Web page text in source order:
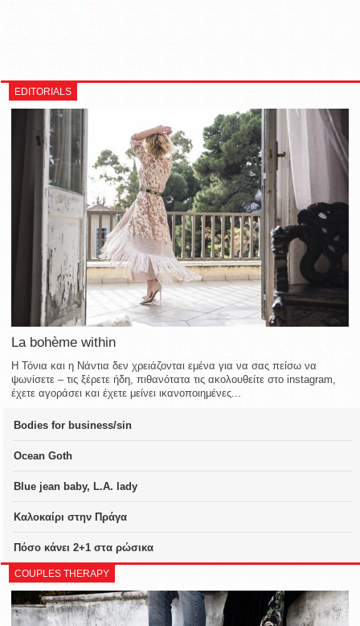
EDITORIALS
La bohème within
Η Τόνια και η Νάντια δεν χρειάζονται εμένα για να σας πείσω να
ψωνίσετε – τις ξέρετε ήδη, πιθανότατα τις ακολουθείτε στο instagram,
έχετε αγοράσει και έχετε μείνει ικανοποιημένες...
Bodies for business/sin
Ocean Goth
Blue jean baby, L.A. lady
Καλοκαίρι στην Πράγα
Πόσο κάνει 2+1 στα ρώσικα
COUPLES THERAPY